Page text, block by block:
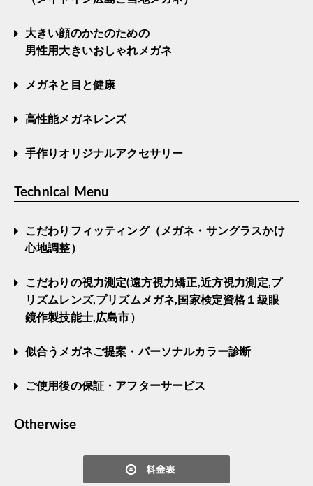
大きい顔のかたのための
男性用大きいおしゃれメガネ
メガネと目と健康
高性能メガネレンズ
手作りオリジナルアクセサリー
Technical Menu
こだわりフィッティング（メガネ・サングラスかけ
心地調整）
こだわりの視力測定(遠方視力矯正,近方視力測定,プ
リズムレンズ,プリズムメガネ,国家検定資格１級眼
鏡作製技能士,広島市）
似合うメガネご提案・パーソナルカラー診断
ご使用後の保証・アフターサービス
Otherwise